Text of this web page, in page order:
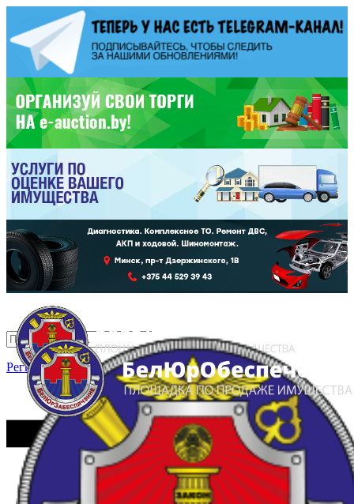
Регистрация Вход